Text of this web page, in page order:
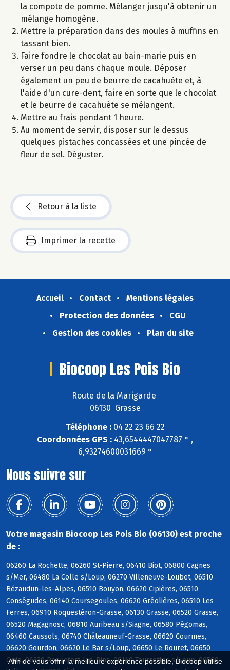
Afin de vous offrir la meilleure expérience possible, Biocoop utilise
la compote de pomme. Mélanger jusqu'à obtenir un
mélange homogène.
Mettre la préparation dans des moules à muffins en
tassant bien.
Faire fondre le chocolat au bain-marie puis en
verser un peu dans chaque moule. Déposer
également un peu de beurre de cacahuète et, à
l'aide d'un cure-dent, faire en sorte que le chocolat
et le beurre de cacahuète se mélangent.
Mettre au frais pendant 1 heure.
Au moment de servir, disposer sur le dessus
quelques pistaches concassées et une pincée de
fleur de sel. Déguster.
Retour à la liste
Imprimer la recette
Accueil Contact
Mentions légales
Protection des données
CGU
Gestion des cookies
Plan du site
Biocoop Les Pois Bio
Route de la Marigarde
06130 Grasse
Téléphone :04 22 23 66 22
Coordonnées GPS : 43,6544447047787 ° ,
6,93274600031669 °
Nous suivre sur
Votre magasin Biocoop Les Pois Bio (06130) est proche
de :
06260 La Rochette, 06260 St-Pierre, 06410 Biot, 06800 Cagnes
s/Mer, 06480 La Colle s/Loup, 06270 Villeneuve-Loubet, 06510
Bézaudun-les-Alpes, 06510 Bouyon, 06620 Cipières, 06510
Conségudes, 06140 Coursegoules, 06620 Gréolières, 06510 Les
Ferres, 06910 Roquestéron-Grasse, 06130 Grasse, 06520 Grasse,
06520 Magagnosc, 06810 Auribeau s/Siagne, 06580 Pégomas,
06460 Caussols, 06740 Châteauneuf-Grasse, 06620 Courmes,
06620 Gourdon, 06620 Le Bar s/Loup, 06650 Le Rouret, 06650
Opio, 06330 Roquefort-les-Pins, 06140 Tourrettes s/Loup, 06560